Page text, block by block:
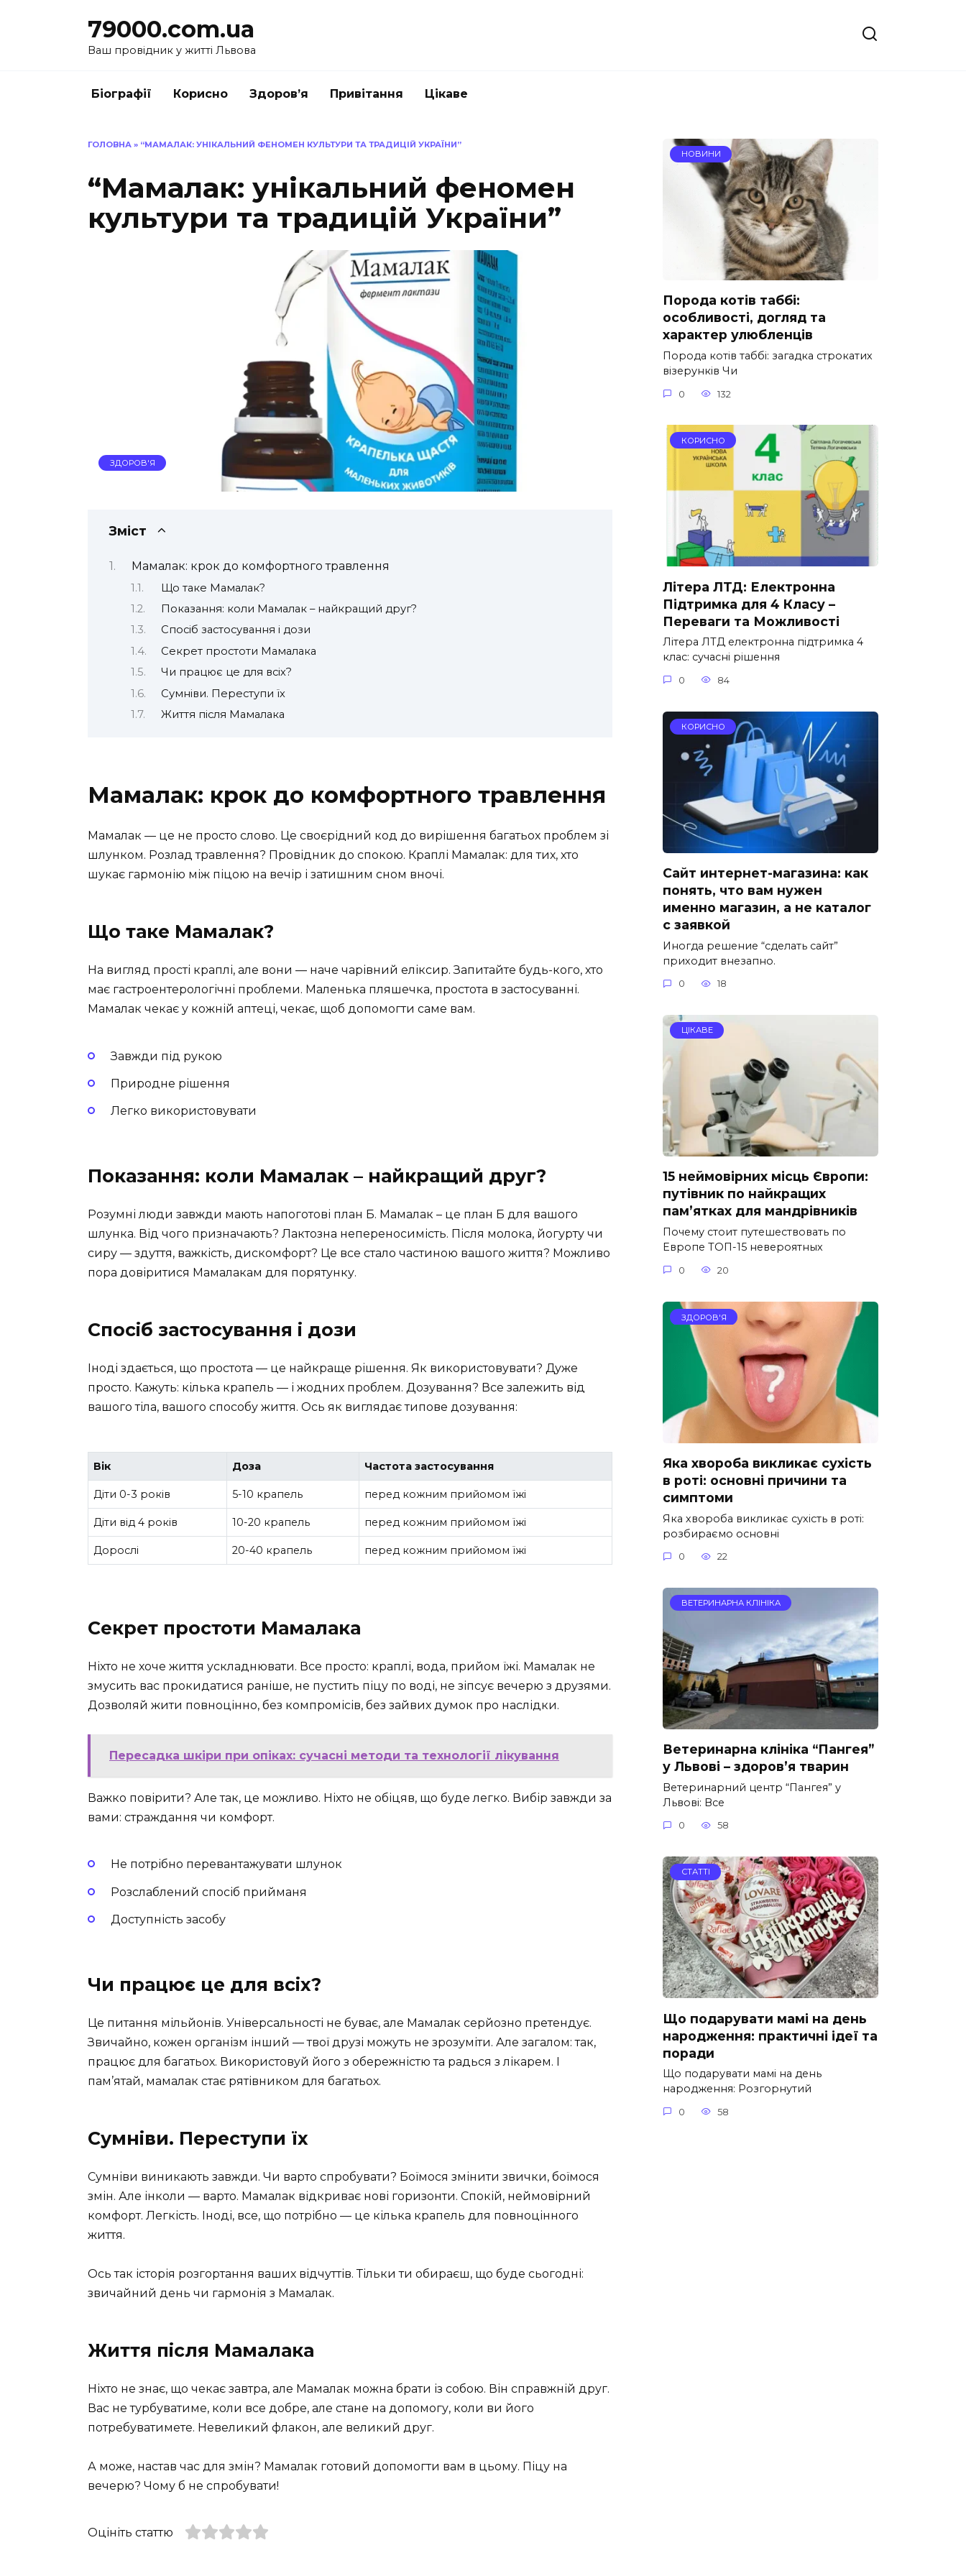
79000.com.ua
Ваш провідник у житті Львова
Біографії Корисно Здоров’я Привітання Цікаве
ГОЛОВНА » “МАМАЛАК: УНІКАЛЬНИЙ ФЕНОМЕН КУЛЬТУРИ ТА ТРАДИЦІЙ УКРАЇНИ”
“Мамалак: унікальний феномен
культури та традицій України”
ЗДОРОВ'Я
Зміст
Мамалак: крок до комфортного травлення
Що таке Мамалак?
Показання: коли Мамалак – найкращий друг?
Спосіб застосування і дози
Секрет простоти Мамалака
Чи працює це для всіх?
Сумніви. Переступи їх
Життя після Мамалака
Мамалак: крок до комфортного травлення
Мамалак — це не просто слово. Це своєрідний код до вирішення багатьох проблем зі
шлунком. Розлад травлення? Провідник до спокою. Краплі Мамалак: для тих, хто
шукає гармонію між піцою на вечір і затишним сном вночі.
Що таке Мамалак?
На вигляд прості краплі, але вони — наче чарівний еліксир. Запитайте будь-кого, хто
має гастроентерологічні проблеми. Маленька пляшечка, простота в застосуванні.
Мамалак чекає у кожній аптеці, чекає, щоб допомогти саме вам.
Завжди під рукою
Природне рішення
Легко використовувати
Показання: коли Мамалак – найкращий друг?
Розумні люди завжди мають напоготові план Б. Мамалак – це план Б для вашого
шлунка. Від чого призначають? Лактозна непереносимість. Після молока, йогурту чи
сиру — здуття, важкість, дискомфорт? Це все стало частиною вашого життя? Можливо
пора довіритися Мамалакам для порятунку.
Спосіб застосування і дози
Іноді здається, що простота — це найкраще рішення. Як використовувати? Дуже
просто. Кажуть: кілька крапель — і жодних проблем. Дозування? Все залежить від
вашого тіла, вашого способу життя. Ось як виглядає типове дозування:
Вік Доза Частота застосування
Діти 0-3 років 5-10 крапель перед кожним прийомом їжі
Діти від 4 років 10-20 крапель перед кожним прийомом їжі
Дорослі 20-40 крапель перед кожним прийомом їжі
Секрет простоти Мамалака
Ніхто не хоче життя ускладнювати. Все просто: краплі, вода, прийом їжі. Мамалак не
змусить вас прокидатися раніше, не пустить піцу по воді, не зіпсує вечерю з друзями.
Дозволяй жити повноцінно, без компромісів, без зайвих думок про наслідки.
Пересадка шкіри при опіках: сучасні методи та технології лікування
Важко повірити? Але так, це можливо. Ніхто не обіцяв, що буде легко. Вибір завжди за
вами: страждання чи комфорт.
Не потрібно перевантажувати шлунок
Розслаблений спосіб прийманя
Доступність засобу
Чи працює це для всіх?
Це питання мільйонів. Універсальності не буває, але Мамалак серйозно претендує.
Звичайно, кожен організм інший — твої друзі можуть не зрозуміти. Але загалом: так,
працює для багатьох. Використовуй його з обережністю та радься з лікарем. І
пам’ятай, мамалак стає рятівником для багатьох.
Сумніви. Переступи їх
Сумніви виникають завжди. Чи варто спробувати? Боїмося змінити звички, боїмося
змін. Але інколи — варто. Мамалак відкриває нові горизонти. Спокій, неймовірний
комфорт. Легкість. Іноді, все, що потрібно — це кілька крапель для повноцінного
життя.
Ось так історія розгортання ваших відчуттів. Тільки ти обираєш, що буде сьогодні:
звичайний день чи гармонія з Мамалак.
Життя після Мамалака
Ніхто не знає, що чекає завтра, але Мамалак можна брати із собою. Він справжній друг.
Вас не турбуватиме, коли все добре, але стане на допомогу, коли ви його
потребуватимете. Невеликий флакон, але великий друг.
А може, настав час для змін? Мамалак готовий допомогти вам в цьому. Піцу на
вечерю? Чому б не спробувати!
Оцініть статтю
НОВИНИ
Порода котів таббі:
особливості, догляд та
характер улюбленців
Порода котів таббі: загадка строкатих
візерунків Чи
0 132
КОРИСНО
Літера ЛТД: Електронна
Підтримка для 4 Класу –
Переваги та Можливості
Літера ЛТД електронна підтримка 4
клас: сучасні рішення
0 84
КОРИСНО
Сайт интернет-магазина: как
понять, что вам нужен
именно магазин, а не каталог
с заявкой
Иногда решение “сделать сайт”
приходит внезапно.
0 18
ЦІКАВЕ
15 неймовірних місць Європи:
путівник по найкращих
пам’ятках для мандрівників
Почему стоит путешествовать по
Европе ТОП-15 невероятных
0 20
ЗДОРОВ'Я
Яка хвороба викликає сухість
в роті: основні причини та
симптоми
Яка хвороба викликає сухість в роті:
розбираємо основні
0 22
ВЕТЕРИНАРНА КЛІНІКА
Ветеринарна клініка “Пангея”
у Львові – здоров’я тварин
Ветеринарний центр “Пангея” у
Львові: Все
0 58
СТАТТІ
Що подарувати мамі на день
народження: практичні ідеї та
поради
Що подарувати мамі на день
народження: Розгорнутий
0 58